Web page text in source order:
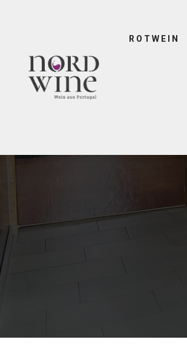
ROTWEIN